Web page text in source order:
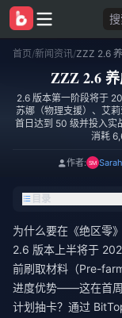
首页/新闻资讯/
ZZZ 2.6
2.6 版本第一阶段将于
苏娜（物理支援）、艾
首日达到 50 级并投入实
消耗
作者:
目录
为什么要在《绝区零
2.6 版本上半将于
前刷取材料（Pre-
进度优势——这在首周
计划抽卡？通过